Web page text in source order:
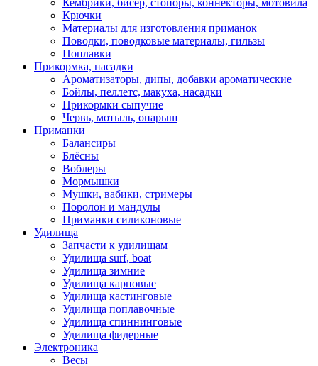
Кембрики, бисер, стопоры, коннекторы, мотовила
Крючки
Материалы для изготовления приманок
Поводки, поводковые материалы, гильзы
Поплавки
Прикормка, насадки
Ароматизаторы, дипы, добавки ароматические
Бойлы, пеллетс, макуха, насадки
Прикормки сыпучие
Червь, мотыль, опарыш
Приманки
Балансиры
Блёсны
Воблеры
Мормышки
Мушки, вабики, стримеры
Поролон и мандулы
Приманки силиконовые
Удилища
Запчасти к удилищам
Удилища surf, boat
Удилища зимние
Удилища карповые
Удилища кастинговые
Удилища поплавочные
Удилища спиннинговые
Удилища фидерные
Электроника
Весы